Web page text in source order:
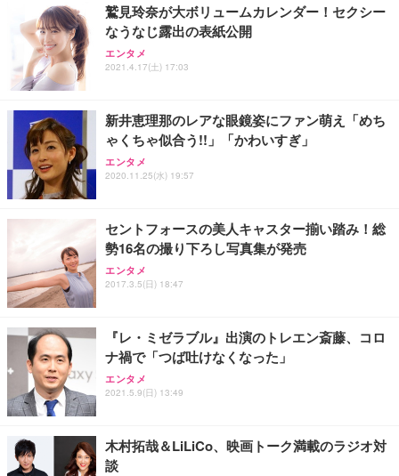
鷲見玲奈が大ボリュームカレンダー！セクシー
なうなじ露出の表紙公開
エンタメ
2021.4.17(土) 17:03
新井恵理那のレアな眼鏡姿にファン萌え「めち
ゃくちゃ似合う!!」「かわいすぎ」
エンタメ
2020.11.25(水) 19:57
セントフォースの美人キャスター揃い踏み！総
勢16名の撮り下ろし写真集が発売
エンタメ
2017.3.5(日) 18:47
『レ・ミゼラブル』出演のトレエン斎藤、コロ
ナ禍で「つば吐けなくなった」
エンタメ
2021.5.9(日) 13:49
木村拓哉＆LiLiCo、映画トーク満載のラジオ対
談